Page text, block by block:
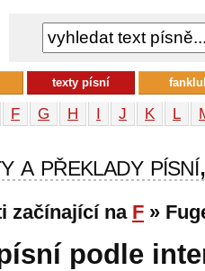
F G H I J K L
a překlady
začínající na F »
podle
texty písní